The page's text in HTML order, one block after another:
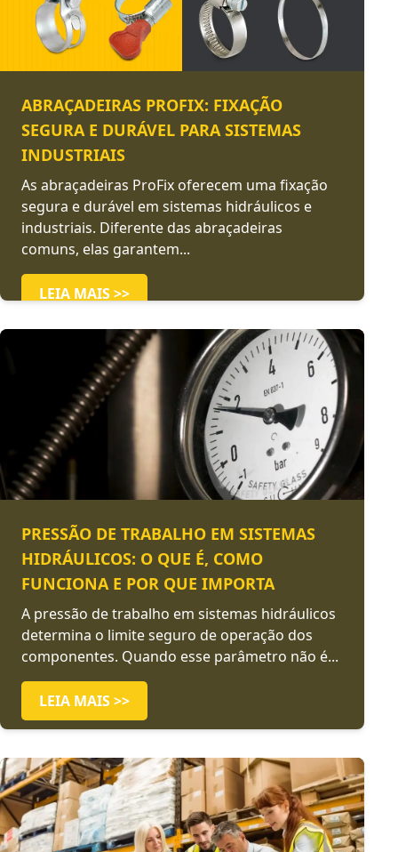
ABRAÇADEIRAS PROFIX: FIXAÇÃO
SEGURA E DURÁVEL PARA SISTEMAS
INDUSTRIAIS
As abraçadeiras ProFix oferecem uma fixação
segura e durável em sistemas hidráulicos e
industriais. Diferente das abraçadeiras
comuns, elas garantem...
LEIA MAIS >>
PRESSÃO DE TRABALHO EM SISTEMAS
HIDRÁULICOS: O QUE É, COMO
FUNCIONA E POR QUE IMPORTA
A pressão de trabalho em sistemas hidráulicos
determina o limite seguro de operação dos
componentes. Quando esse parâmetro não é...
LEIA MAIS >>